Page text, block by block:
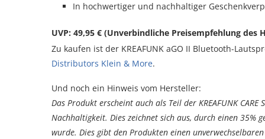
In hochwertiger und nachhaltiger
UVP: 49,95 € (Unverbindliche Preisempfehlung des
Zu kaufen ist der KREAFUNK aGO II Bluetooth-
Distributors Klein & More.
Und noch ein Hinweis vom Hersteller:
Das Produkt erscheint auch als Teil der KREAFUNK
Nachhaltigkeit. Dies zeichnet sich aus, durch einen 35%
wurde. Dies gibt den Produkten einen